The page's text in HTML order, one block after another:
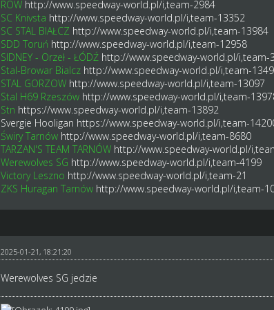
ROW http://www.speedway-world.pl/i,team-2984
SC Knivsta http://www.speedway-world.pl/i,team-13352
SC STAL BIAŁCZ http://www.speedway-world.pl/i,team-13984
SDD Toruń http://www.speedway-world.pl/i,team-12958
SIDNEY - Orzeł - ŁÓDŹ http://www.speedway-world.pl/i,team-
Stal-Browar Bialcz http://www.speedway-world.pl/i,team-
STAL GORZOW http://www.speedway-world.pl/i,team-13097
Stal H69 Rzeszów http://www.speedway-world.pl/i,team-
Stn https://www.speedway-world.pl/i,team-13892
Svergie Hooligan https://www.speedway-world.pl/i,team-
Świry Tarnów http://www.speedway-world.pl/i,team-8680
TARZAN'S TEAM TARNÓW http://www.speedway-world.pl/
Werewolves SG http://www.speedway-world.pl/i,team-4199
Victory Leszno http://www.speedway-world.pl/i,team-21
ZKS Huragan Tarnów http://www.speedway-world.pl/i,team-
2025-01-21, 18:21:20
Werewolves SG jedzie